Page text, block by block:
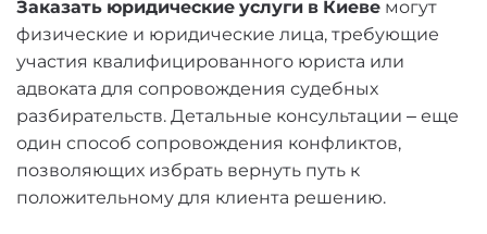
Заказать юридические услуги в Киеве могут
физические и юридические лица, требующие
участия квалифицированного юриста или
адвоката для сопровождения судебных
разбирательств. Детальные консультации – еще
один способ сопровождения конфликтов,
позволяющих избрать вернуть путь к
положительному для клиента решению.